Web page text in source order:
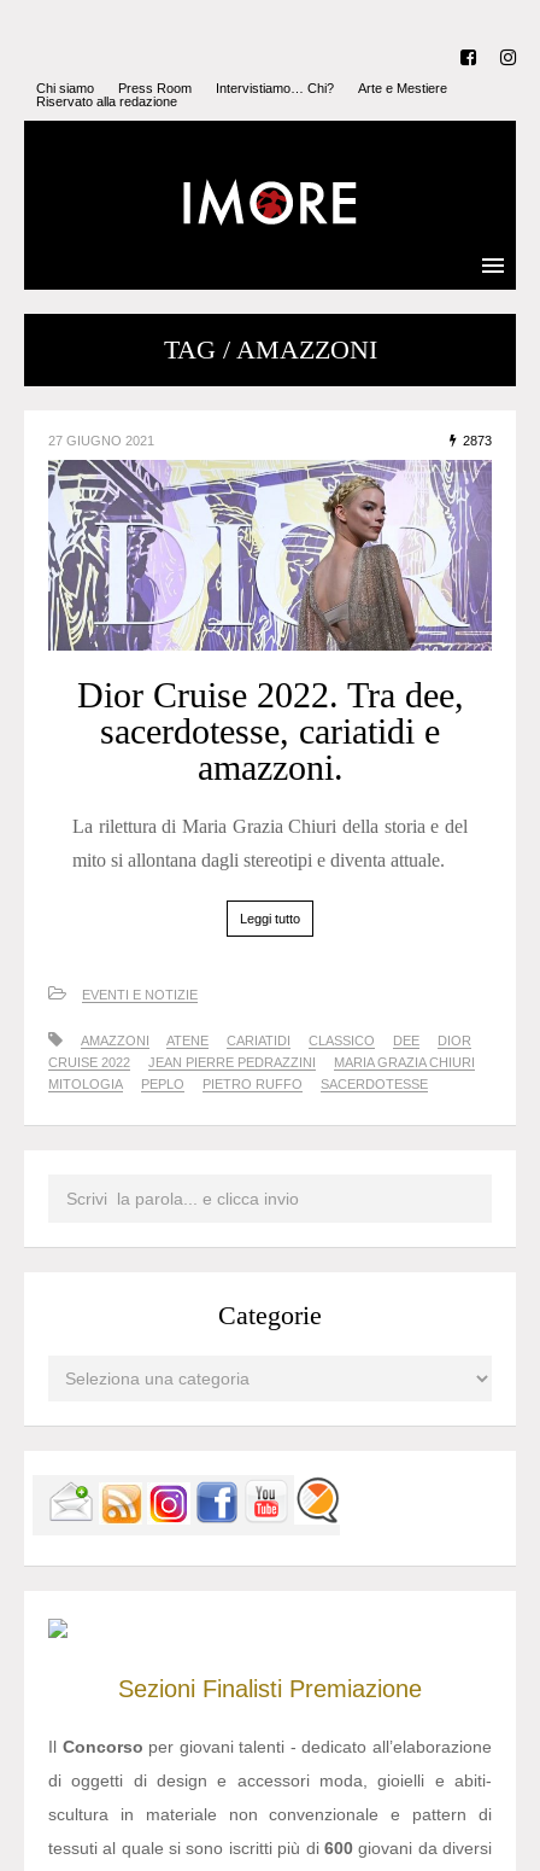
Chi siamo Press Room Intervistiamo… Chi?
Arte e Mestiere
Riservato alla redazione
TAG / AMAZZONI
27 GIUGNO 2021 2873
Dior Cruise 2022. Tra dee,
sacerdotesse, cariatidi e
amazzoni.
La rilettura di Maria Grazia Chiuri della storia e del
mito si allontana dagli stereotipi e diventa attuale.
Leggi tutto
EVENTI E NOTIZIE
AMAZZONI ATENE CARIATIDI CLASSICO DEE
DIOR
CRUISE 2022
JEAN PIERRE PEDRAZZINI
MARIA GRAZIA CHIURI
MITOLOGIA
PEPLO PIETRO RUFFO SACERDOTESSE
Categorie
Sezioni Finalisti Premiazione
Il Concorso per giovani talenti - dedicato all’elaborazione
di oggetti di design e accessori moda, gioielli e abiti-
scultura in materiale non convenzionale e pattern di
tessuti al quale si sono iscritti più di 600giovani da diversi